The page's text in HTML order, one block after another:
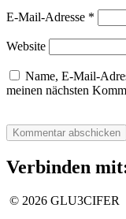
E-Mail-Adresse *
Website
Name, E-Mail-
meinen nächsten
Verbinden
© 2026 GLU3CIFER